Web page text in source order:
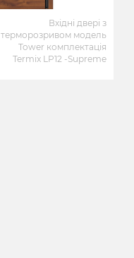
Вхідні двері з
терморозривом модель
Tower комплектація
Termix LP12 -Supreme